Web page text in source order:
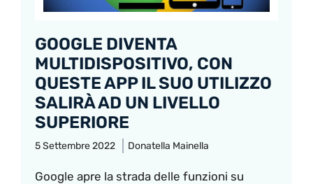
GOOGLE DIVENTA
MULTIDISPOSITIVO, CON
QUESTE APP IL SUO UTILIZZO
SALIRÀ AD UN LIVELLO
SUPERIORE
5 Settembre 2022 Donatella Mainella
Google apre la strada delle funzioni su